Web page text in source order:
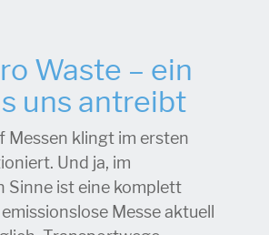
Waste – ein
uns antreibt
Messen klingt im ersten
Und ja, im
ist eine komplett
Messe aktuell